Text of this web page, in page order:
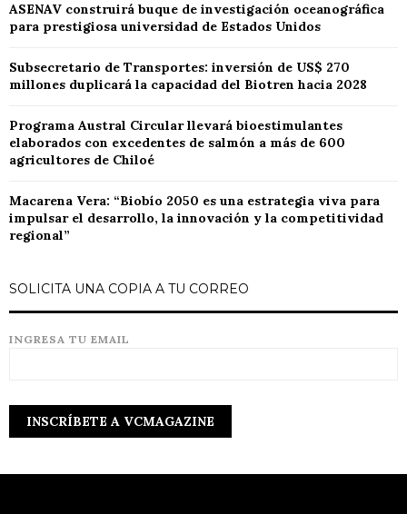
ASENAV construirá buque de investigación oceanográfica
para prestigiosa universidad de Estados Unidos
Subsecretario de Transportes: inversión de US$ 270
millones duplicará la capacidad del Biotren hacia 2028
Programa Austral Circular llevará bioestimulantes
elaborados con excedentes de salmón a más de 600
agricultores de Chiloé
Macarena Vera: “Biobío 2050 es una estrategia viva para
impulsar el desarrollo, la innovación y la competitividad
regional”
SOLICITA UNA COPIA A TU CORREO
INGRESA TU EMAIL